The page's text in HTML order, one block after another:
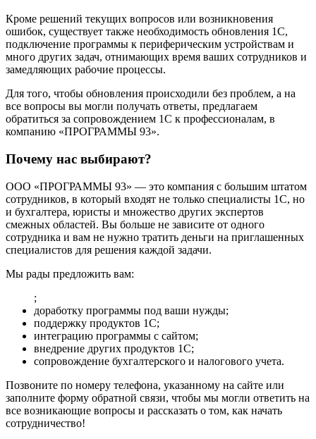
Кроме решений текущих вопросов или возникновения
ошибок, существует также необходимость обновления 1С,
подключение программы к периферическим устройствам и
много других задач, отнимающих время ваших сотрудников и
замедляющих рабочие процессы.
Для того, чтобы обновления происходили без проблем, а на
все вопросы вы могли получать ответы, предлагаем
обратиться за сопровождением 1С к профессионалам, в
компанию «ПРОГРАММЫ 93».
Почему нас выбирают?
ООО «ПРОГРАММЫ 93» — это компания с большим штатом
сотрудников, в который входят не только специалисты 1С, но
и бухгалтера, юристы и множество других экспертов
смежных областей. Вы больше не зависите от одного
сотрудника и вам не нужно тратить деньги на приглашенных
специалистов для решения каждой задачи.
Мы рады предложить вам:
;
доработку программы под ваши нужды;
поддержку продуктов 1С;
интеграцию программы с сайтом;
внедрение других продуктов 1С;
сопровождение бухгалтерского и налогового учета.
Позвоните по номеру телефона, указанному на сайте или
заполните форму обратной связи, чтобы мы могли ответить на
все возникающие вопросы и рассказать о том, как начать
сотрудничество!